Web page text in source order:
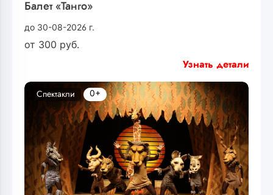
Балет «Танго»
до 30-08-2026 г.
от 300 руб.
Узнать детали
Спектакли 0+